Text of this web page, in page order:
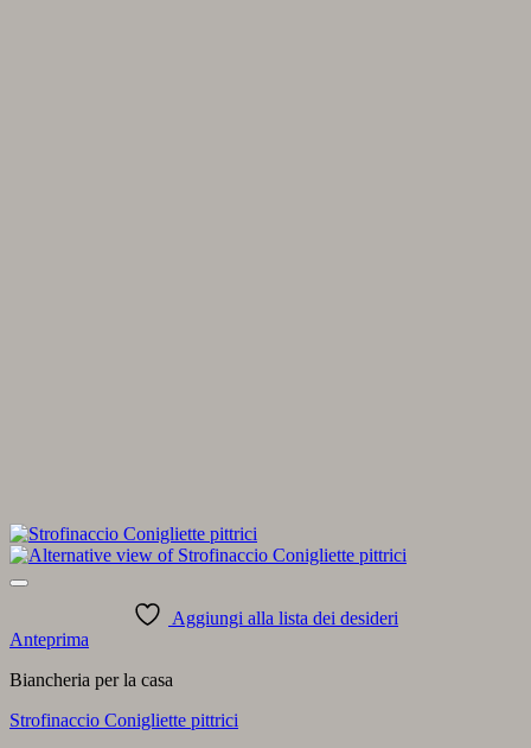
Aggiungi alla lista dei desideri
Anteprima
Biancheria per la casa
Strofinaccio Conigliette pittrici